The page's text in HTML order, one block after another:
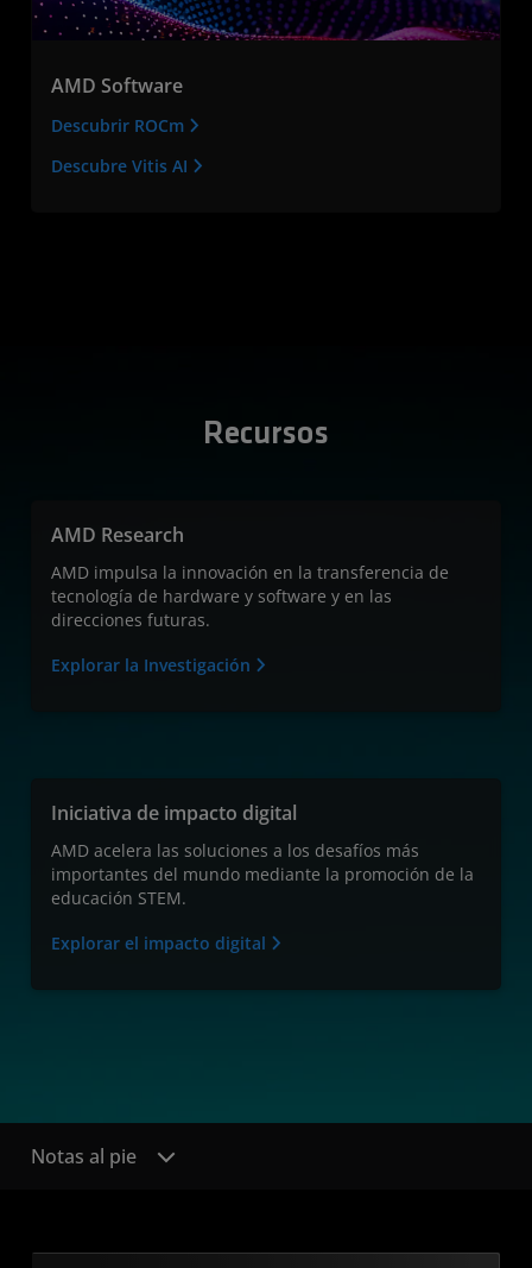
AMD Software
Descubrir ROCm
Descubre Vitis AI
Recursos
AMD Research
AMD impulsa la innovación en la transferencia de
tecnología de hardware y software y en las
direcciones futuras.
Explorar la Investigación
Iniciativa de impacto digital
AMD acelera las soluciones a los desafíos más
importantes del mundo mediante la promoción de la
educación STEM.
Explorar el impacto digital
Notas al pie